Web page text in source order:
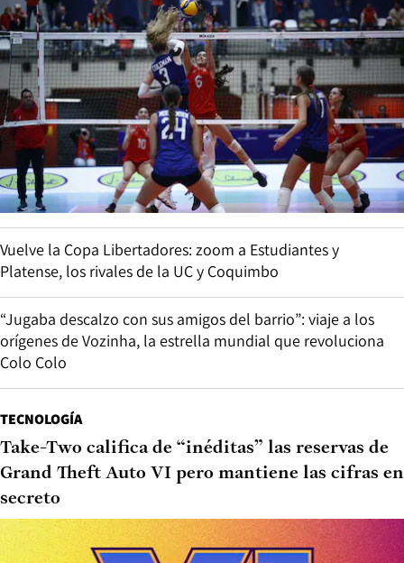
Vuelve la Copa Libertadores: zoom a Estudiantes y
Platense, los rivales de la UC y Coquimbo
“Jugaba descalzo con sus amigos del barrio”: viaje a los
orígenes de Vozinha, la estrella mundial que revoluciona
Colo Colo
TECNOLOGÍA
Take-Two califica de “inéditas” las reservas de
Grand Theft Auto VI pero mantiene las cifras en
secreto